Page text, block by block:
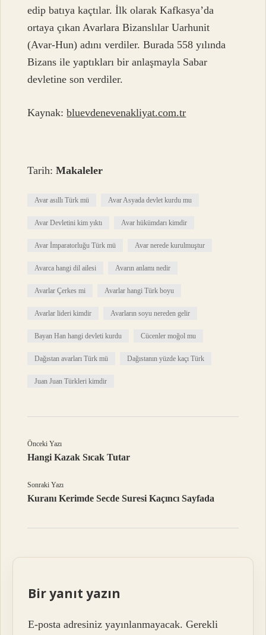
edip batıya kaçtılar. İlk olarak Kafkasya’da
ortaya çıkan Avarlara Bizanslılar Uarhunit
(Avar-Hun) adını verdiler. Burada 558 yılında
Bizans ile yaptıkları bir anlaşmayla Sabar
devletine son verdiler.
Kaynak:bluevdenevenakliyat.com.tr
Tarih:Makaleler
Avar asıllı Türk mü Avar Asyada devlet kurdu mu
Avar Devletini kim yıktı Avar hükümdarı kimdir
Avar İmparatorluğu Türk mü Avar nerede kurulmuştur
Avarca hangi dil ailesi Avarın anlamı nedir
Avarlar Çerkes mi Avarlar hangi Türk boyu
Avarlar lideri kimdir Avarların soyu nereden gelir
Bayan Han hangi devleti kurdu Cücenler moğol mu
Dağıstan avarları Türk mü Dağıstanın yüzde kaçı Türk
Juan Juan Türkleri kimdir
Önceki Yazı
Hangi Kazak Sıcak Tutar
Sonraki Yazı
Kuranı Kerimde Secde Suresi Kaçıncı Sayfada
Bir yanıt yazın
E-posta adresiniz yayınlanmayacak. Gerekli